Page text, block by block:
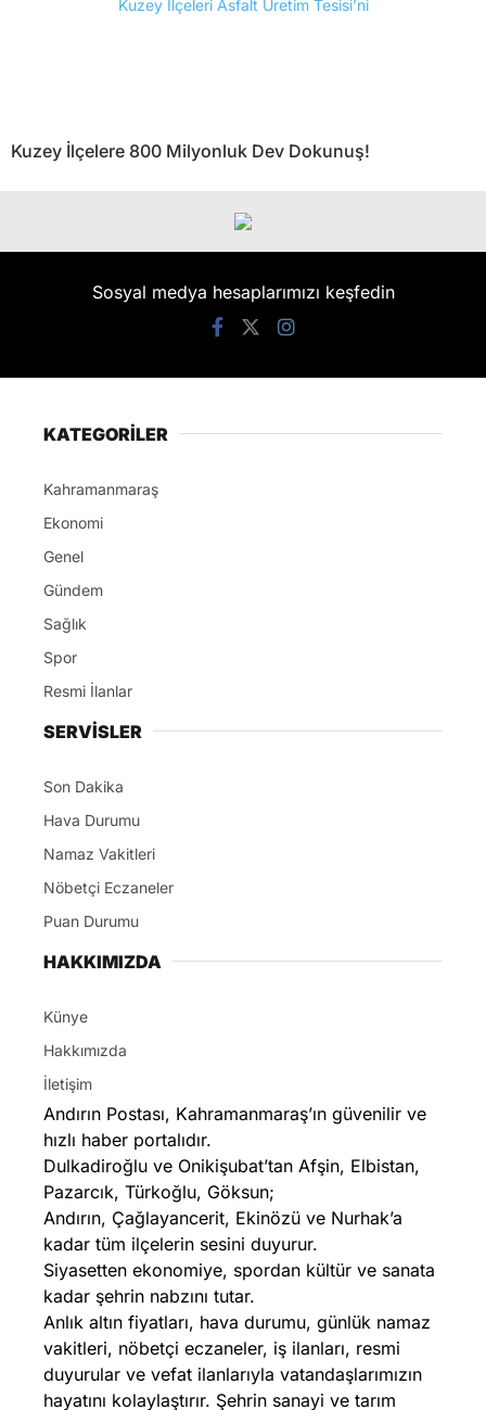
Kuzey İlçelere 800 Milyonluk Dev Dokunuş!
Sosyal medya hesaplarımızı keşfedin
KATEGORİLER
Kahramanmaraş
Ekonomi
Genel
Gündem
Sağlık
Spor
Resmi İlanlar
SERVİSLER
Son Dakika
Hava Durumu
Namaz Vakitleri
Nöbetçi Eczaneler
Puan Durumu
HAKKIMIZDA
Künye
Hakkımızda
İletişim
Andırın Postası, Kahramanmaraş’ın güvenilir ve
hızlı haber portalıdır.
Dulkadiroğlu ve Onikişubat’tan Afşin, Elbistan,
Pazarcık, Türkoğlu, Göksun;
Andırın, Çağlayancerit, Ekinözü ve Nurhak’a
kadar tüm ilçelerin sesini duyurur.
Siyasetten ekonomiye, spordan kültür ve sanata
kadar şehrin nabzını tutar.
Anlık altın fiyatları, hava durumu, günlük namaz
vakitleri, nöbetçi eczaneler, iş ilanları, resmi
duyurular ve vefat ilanlarıyla vatandaşlarımızın
hayatını kolaylaştırır. Şehrin sanayi ve tarım